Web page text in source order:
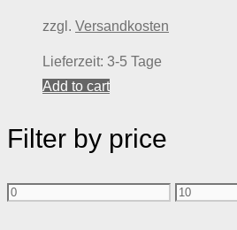
zzgl. Versandkosten
Lieferzeit: 3-5 Tage
Add to cart
Filter by price
Min
Max